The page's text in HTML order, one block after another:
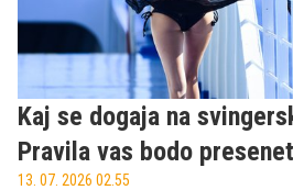
Kaj se dogaja na
Pravila vas bodo
13. 07. 2026 02.55